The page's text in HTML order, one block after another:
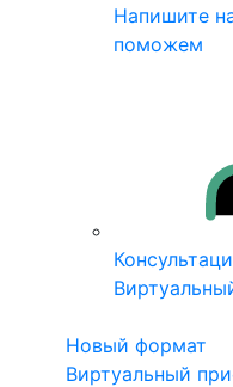
Напишите
поможем
Новый формат
Виртуальный